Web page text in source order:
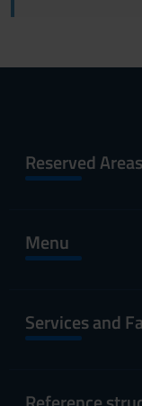
Reserved Areas
Menu
Services and